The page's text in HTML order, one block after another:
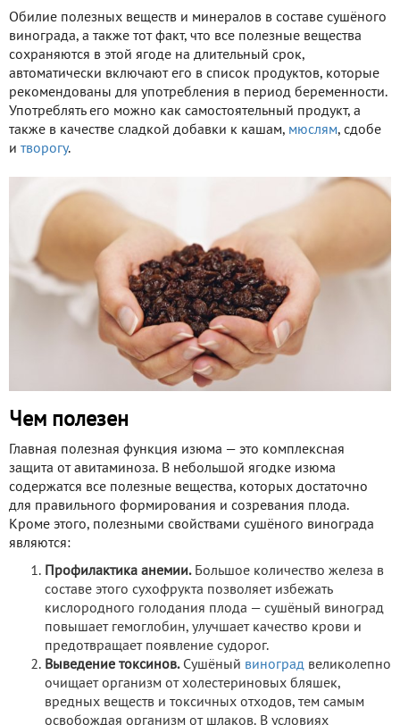
Обилие полезных веществ и минералов в составе сушёного
винограда, а также тот факт, что все полезные вещества
сохраняются в этой ягоде на длительный срок,
автоматически включают его в список продуктов, которые
рекомендованы для употребления в период беременности.
Употреблять его можно как самостоятельный продукт, а
также в качестве сладкой добавки к кашам, мюслям, сдобе
и творогу.
Чем полезен
Главная полезная функция изюма — это комплексная
защита от авитаминоза. В небольшой ягодке изюма
содержатся все полезные вещества, которых достаточно
для правильного формирования и созревания плода.
Кроме этого, полезными свойствами сушёного винограда
являются:
Профилактика анемии.Большое количество железа в
составе этого сухофрукта позволяет избежать
кислородного голодания плода — сушёный виноград
повышает гемоглобин, улучшает качество крови и
предотвращает появление судорог.
Выведение токсинов.Сушёный виноград великолепно
очищает организм от холестериновых бляшек,
вредных веществ и токсичных отходов, тем самым
освобождая организм от шлаков. В условиях